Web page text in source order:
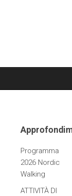
Programma
2026 Nordic
Walking
ATTIVITÀ DI